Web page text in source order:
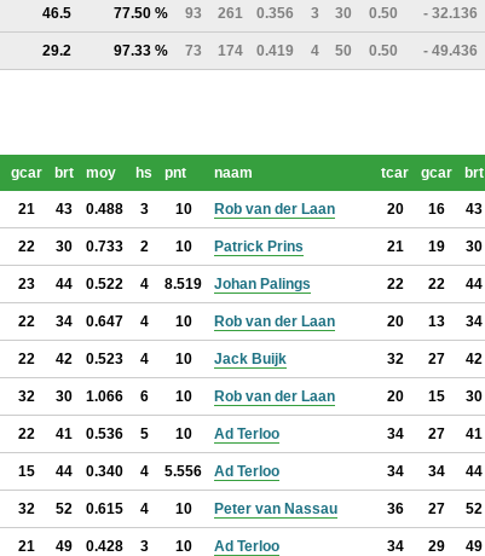
46.5 77.50 % 93 261 0.356 3 30 0.50 - 32.136
29.2 97.33 % 73 174 0.419 4 50 0.50 - 49.436
gcar brt moy hs pnt naam tcar gcar brt
21 43 0.488 3 10 Rob van der Laan 20 16 43
22 30 0.733 2 10 Patrick Prins 21 19 30
23 44 0.522 4 8.519 Johan Palings 22 22 44
22 34 0.647 4 10 Rob van der Laan 20 13 34
22 42 0.523 4 10 Jack Buijk 32 27 42
32 30 1.066 6 10 Rob van der Laan 20 15 30
22 41 0.536 5 10 Ad Terloo 34 27 41
15 44 0.340 4 5.556 Ad Terloo 34 34 44
32 52 0.615 4 10 Peter van Nassau 36 27 52
21 49 0.428 3 10 Ad Terloo 34 29 49